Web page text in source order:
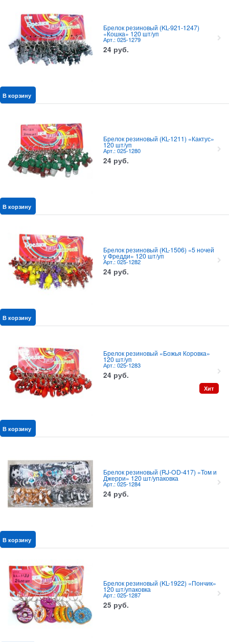
Брелок резиновый (KL-921-1247)
«Кошка» 120 шт/уп
Арт.: 025-1279
24 руб.
В корзину
Брелок резиновый (KL-1211) «Кактус»
120 шт/уп
Арт.: 025-1280
24 руб.
В корзину
Брелок резиновый (KL-1506) «5 ночей
у Фредди» 120 шт/уп
Арт.: 025-1282
24 руб.
В корзину
Брелок резиновый «Божья Коровка»
120 шт/уп
Арт.: 025-1283
24 руб.
Хит
В корзину
Брелок резиновый (RJ-OD-417) «Том и
Джерри» 120 шт/упаковка
Арт.: 025-1284
24 руб.
В корзину
Брелок резиновый (KL-1922) «Пончик»
120 шт/упаковка
Арт.: 025-1287
25 руб.